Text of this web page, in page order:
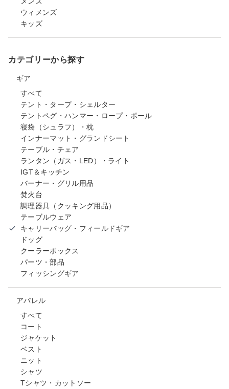
ウィメンズ
キッズ
カテゴリーから探す
ギア
すべて
テント・タープ・シェルター
テントペグ・ハンマー・ロープ・ポール
寝袋（シュラフ）・枕
インナーマット・グランドシート
テーブル・チェア
ランタン（ガス・LED）・ライト
IGT＆キッチン
バーナー・グリル用品
焚火台
調理器具（クッキング用品）
テーブルウェア
キャリーバッグ・フィールドギア
ドッグ
クーラーボックス
パーツ・部品
フィッシングギア
アパレル
すべて
コート
ジャケット
ベスト
ニット
シャツ
Tシャツ・カットソー